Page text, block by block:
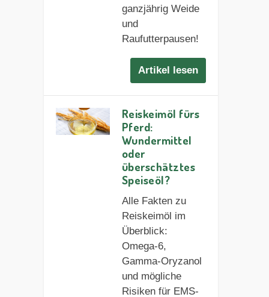
ganzjährig Weide
und
Raufutterpausen!
Artikel lesen
Reiskeimöl fürs
Pferd:
Wundermittel
oder
überschätztes
Speiseöl?
Alle Fakten zu
Reiskeimöl im
Überblick:
Omega-6,
Gamma-Oryzanol
und mögliche
Risiken für EMS-